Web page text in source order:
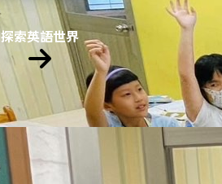
探索英語世界